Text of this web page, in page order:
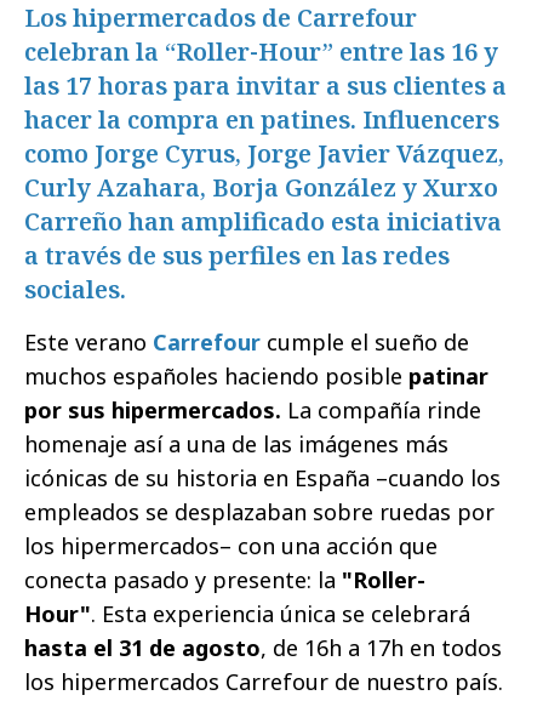
Los hipermercados de Carrefour
celebran la “Roller-Hour” entre las 16 y
las 17 horas para invitar a sus clientes a
hacer la compra en patines. Influencers
como Jorge Cyrus, Jorge Javier Vázquez,
Curly Azahara, Borja González y Xurxo
Carreño han amplificado esta iniciativa
a través de sus perfiles en las redes
sociales.
Este verano Carrefour cumple el sueño de
muchos españoles haciendo posible patinar
por sus hipermercados. La compañía rinde
homenaje así a una de las imágenes más
icónicas de su historia en España –cuando los
empleados se desplazaban sobre ruedas por
los hipermercados– con una acción que
conecta pasado y presente: la "Roller-
Hour". Esta experiencia única se celebrará
hasta el 31 de agosto, de 16h a 17h en todos
los hipermercados Carrefour de nuestro país.